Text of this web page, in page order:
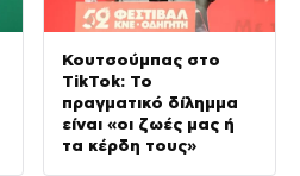
Κουτσούμπας στο
TikTok: Το
πραγματικό δίλημμα
είναι «οι ζωές μας ή
τα κέρδη τους»